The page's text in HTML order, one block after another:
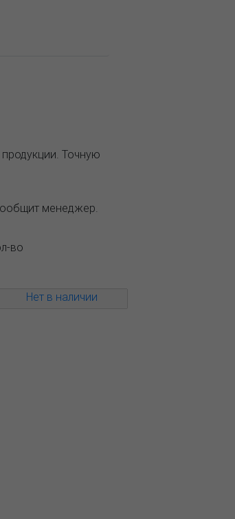
Точную
менеджер.
во
Нет в наличии